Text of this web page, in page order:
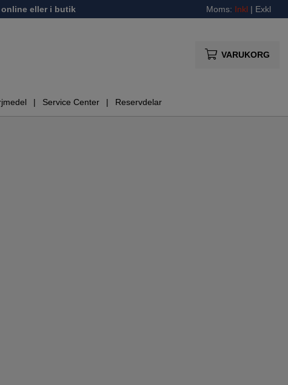
online eller i butik Moms: Inkl | Exkl
VARUKORG
Service Center Reservdelar